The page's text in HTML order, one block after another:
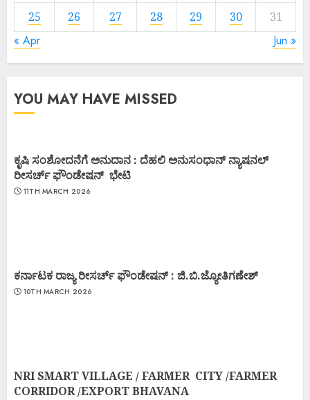
25
26 27 28 29 30 31
« Apr Jun »
YOU MAY HAVE MISSED
ಕೃಷಿ ಸಂಶೋದನೆಗೆ ಅನುದಾನ : ದೆಹಲಿ ಅನುಸಂಧಾನ್ ನ್ಯಾಷನಲ್
ರೀಸರ್ಚ್ ಫೌಂಡೇಷನ್ ಭೇಟಿ
11TH MARCH 2026
ಕರ್ನಾಟಕ ರಾಜ್ಯ ರೀಸರ್ಚ್ ಫೌಂಡೇಷನ್ : ಜಿ.ಬಿ.ಜ್ಯೋತಿಗಣೇಶ್
10TH MARCH 2026
NRI SMART VILLAGE / FARMER CITY /FARMER
CORRIDOR /EXPORT BHAVANA